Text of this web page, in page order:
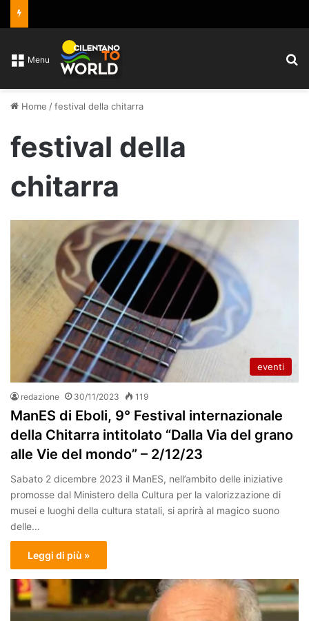
Menu
Home /festival della chitarra
festival della
chitarra
eventi
redazione 30/11/2023 119
ManES di Eboli, 9° Festival internazionale
della Chitarra intitolato “Dalla Via del grano
alle Vie del mondo” – 2/12/23
Sabato 2 dicembre 2023 il ManES, nell’ambito delle iniziative
promosse dal Ministero della Cultura per la valorizzazione di
musei e luoghi della cultura statali, si aprirà al magico suono
delle…
Leggi di più »